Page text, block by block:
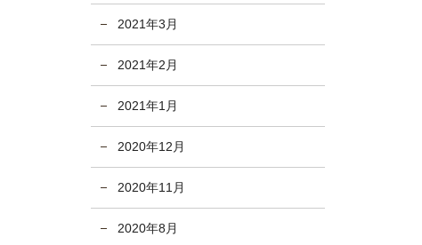
2021年3月
2021年2月
2021年1月
2020年12月
2020年11月
2020年8月